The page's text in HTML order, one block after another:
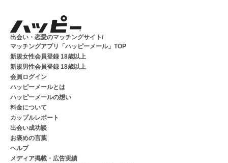
出会い・恋愛のマッチングサイト/
マッチングアプリ「ハッピーメール」TOP
新規女性会員登録 18歳以上
新規男性会員登録 18歳以上
会員ログイン
ハッピーメールとは
ハッピーメールの想い
料金について
カップルレポート
出会い成功談
お褒めの言葉
ヘルプ
メディア掲載・広告実績